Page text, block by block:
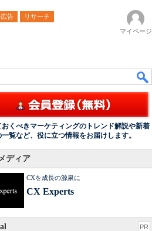
告
リサーチ
マイページ
おくべきマーケティングのトレンド解説や新着
覧など、役に立つ情報をお届けします。
ディア
CXを成長の源泉に
CX Experts
PR